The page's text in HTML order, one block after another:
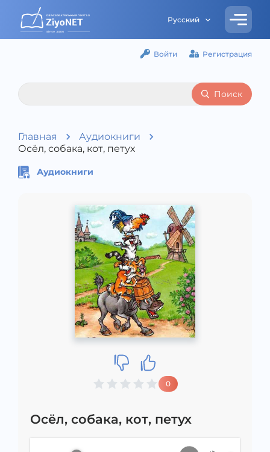
Русский
Войти Регистрация
Поиск
Главная
Аудиокниги
Осёл, собака, кот, петух
Аудиокниги
0
Осёл, собака, кот, петух